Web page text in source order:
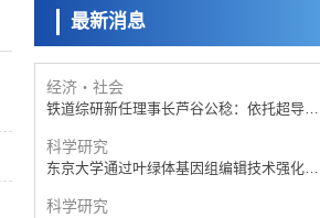
最新消息
AI处理器
政策
日本科研费增设国际共同研究强化新类别，
促进青年研究人员赴海外开展研究
经济・社会
铁道综研新任理事长芦谷公稔：依托超导和
科学研究
东京大学通过叶绿体基因组编辑技术强化碳
科学研究